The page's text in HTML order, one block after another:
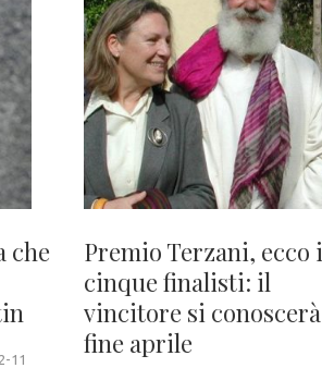
che
11
Premio Terzani, ecco i
cinque finalisti: il
vincitore si
fine aprile